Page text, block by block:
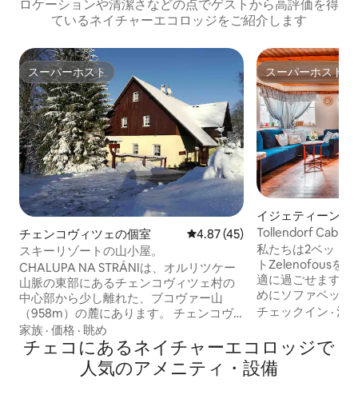
ロケーションや清潔さなどの点でゲストから高評価を得
ているネイチャーエコロッジをご紹介します
スーパーホスト
スーパーホスト
チェンコヴィツェの個室 レビュー45件、5つ星中4.87つ
4.87 (45)
スキーリゾートの山小屋。
CHALUPA NA STRÁNIは、オルリツケー
山脈の東部にあるチェンコヴィツェ村の
中心部から少し離れた、ブコヴァー山
（958m）の麓にあります。 チェンコヴ
ィツェは、プラハから車で約2時間、フラ
デツ・クラーロヴェからI/11号線で1時
間、ブルノからI/43号線で1.5時間の距離
にあります。また、ポーランドからは17
家族 · 価格 · 眺め
スーパーホスト
スーパーホスト
イジェティーン・
ロヴォウの個室
Tollendorf Cabin
Apartment
私たちは2ベッド
トZelenofousを
適に過ごせます。
めにソファベッド
です。 独立した
べて揃っています
ドリネン、タオ
テレビ、冷蔵庫、
チェックイン ·清
チェコにあるネイチャーエコロッジで
人気のアメニティ・設備